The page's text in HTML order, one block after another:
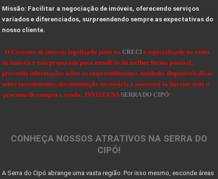
10 Dicas de como projetar e construir sua casa de
VALE A PENA INVESTIR EM UM LOTE OU TERRENO?
Dicas de Como Fazer o Circuito Cicloturista da Se
SENSACIONAIS DICAS NA HORA DE COMPRAR UMA FAZENDA
DICAS PARA OBSERVAÇÃO DE AVES NA SERRA DO CIPÓ
Projeto das 10 travessias fecha ciclo comemorativo
7 coisas que você precisa saber antes de morar no
Missão: Facilitar a negociação de imóveis, oferecendo serviços
variados e diferenciados, surpreendendo sempre as expectativas do
nosso cliente.
O Corretor de imóveis legalizado junto ao CRECI é especializado no ramo
de imóveis e está preparado para atendê-lo da melhor forma possível,
provendo informações sobre os empreendimentos, unidades disponíveis,dicas
sobre investimentos, documentação necessária e assessorá-lo durante todo o
processo de compra e venda. INVISTA NA SERRA DO CIPÓ!
CONHEÇA NOSSOS ATRATIVOS NA SERRA DO
CIPÓ!
A Serra do Cipó abrange uma vasta região. Por isso mesmo, esconde áreas